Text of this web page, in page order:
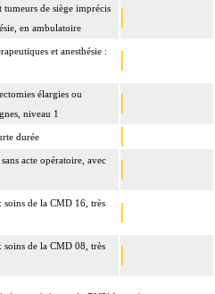
de siège imprécis
en ambulatoire
et anesthésie :
élargies ou
niveau 1
durée
acte opératoire, avec
soins de la CMD 16, très
soins de la CMD 08, très